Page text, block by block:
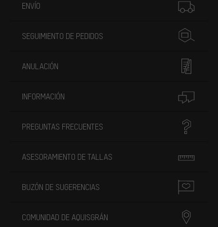
ENVÍO
SEGUIMIENTO DE PEDIDOS
ANULACIÓN
INFORMACIÓN
PREGUNTAS FRECUENTES
ASESORAMIENTO DE TALLAS
BUZÓN DE SUGERENCIAS
COMUNIDAD DE AQUISGRÁN